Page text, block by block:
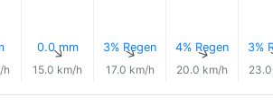
h
0.0 mm
↑
15.0 km/h
3% Regen
↑
17.0 km/h
4% Regen
↑
20.0 km/h
3%